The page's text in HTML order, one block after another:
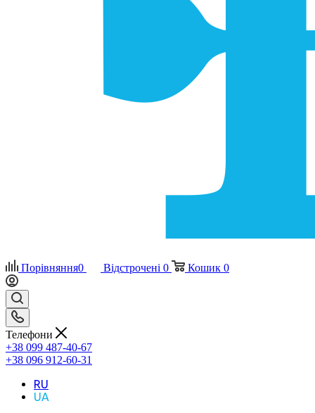
Порівняння0 Відстрочені 0 Кошик 0
Телефони
+38 099 487-40-67
+38 096 912-60-31
RU
UA